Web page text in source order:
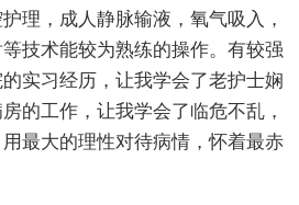
理，成人静脉输液，氧气吸入，
技术能较为熟练的操作。有较强
实习经历，让我学会了老护士娴
的工作，让我学会了临危不乱，
最大的理性对待病情，怀着最赤